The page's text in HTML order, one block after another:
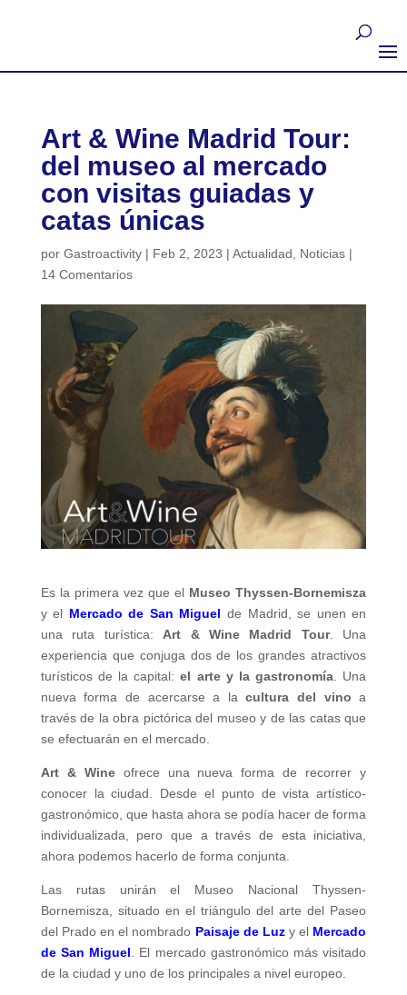
Art & Wine Madrid Tour:
del museo al mercado
con visitas guiadas y
catas únicas
por Gastroactivity| Feb 2, 2023 | Actualidad Noticias|
14 Comentarios
Es la primera vez que el Museo Thyssen-Bornemisza
y el Mercado de San Miguel de Madrid, se unen en
una ruta turística: Art & Wine Madrid Tour. Una
experiencia que conjuga dos de los grandes atractivos
turísticos de la capital:el arte y la gastronomía . Una
nueva forma de acercarse a lacultura del vino a
través de la obra pictórica del museo y de las catas que
se efectuarán en el mercado.
Art & Wineofrece una nueva forma de recorrer y
conocer la ciudad. Desde el punto de vista artístico-
gastronómico, que hasta ahora se podía hacer de forma
individualizada, pero que a través de esta iniciativa,
ahora podemos hacerlo de forma conjunta.
Las rutas unirán el Museo Nacional Thyssen-
Bornemisza, situado en el triángulo del arte del Paseo
del Prado en el nombrado Paisaje de Luzy el Mercado
de San Miguel . El mercado gastronómico más visitado
de la ciudad y uno de los principales a nivel europeo.